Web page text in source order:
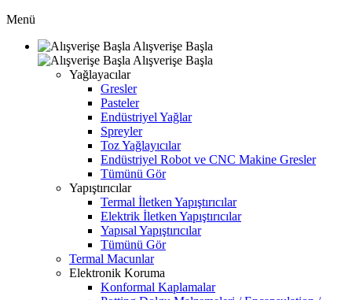
Menü
Alışverişe Başla
Alışverişe Başla
Yağlayacılar
Gresler
Pasteler
Endüstriyel Yağlar
Spreyler
Toz Yağlayıcılar
Endüstriyel Robot ve CNC Makine Gresler
Tümünü Gör
Yapıştırıcılar
Termal İletken Yapıştırıcılar
Elektrik İletken Yapıştırıcılar
Yapısal Yapıştırıcılar
Tümünü Gör
Termal Macunlar
Elektronik Koruma
Konformal Kaplamalar